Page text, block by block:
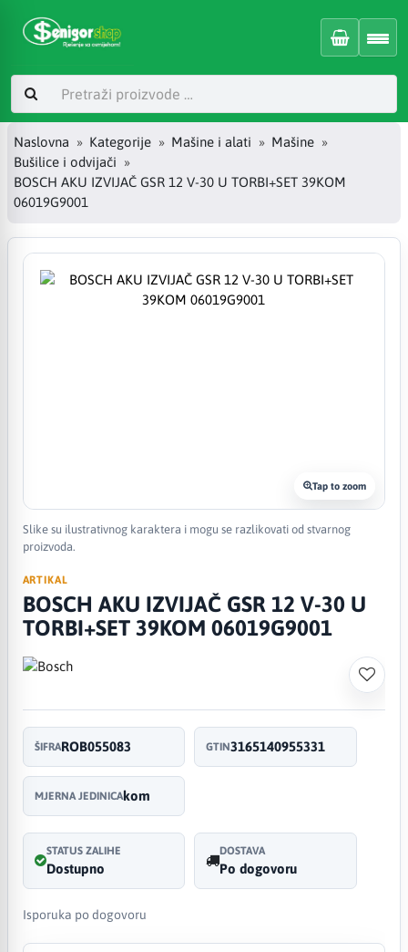
Naslovna Kategorije Mašine i alati
Mašine
Bušilice i odvijači
BOSCH AKU IZVIJAČ GSR 12 V-30 U TORBI+SET 39KOM
06019G9001
Tap to zoom
Slike su ilustrativnog karaktera i mogu se razlikovati od stvarnog
proizvoda.
ARTIKAL
BOSCH AKU IZVIJAČ GSR 12 V-30 U
TORBI+SET 39KOM 06019G9001
ŠIFRAROB055083 GTIN3165140955331
MJERNA JEDINICAkom
STATUS ZALIHE
Dostupno
DOSTAVA
Po dogovoru
Isporuka po dogovoru